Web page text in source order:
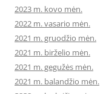
2023 m. kovo mėn.
2022 m. vasario mėn.
2021 m. gruodžio mėn.
2021 m. birželio mėn.
2021 m. gegužės mėn.
2021 m. balandžio mėn.